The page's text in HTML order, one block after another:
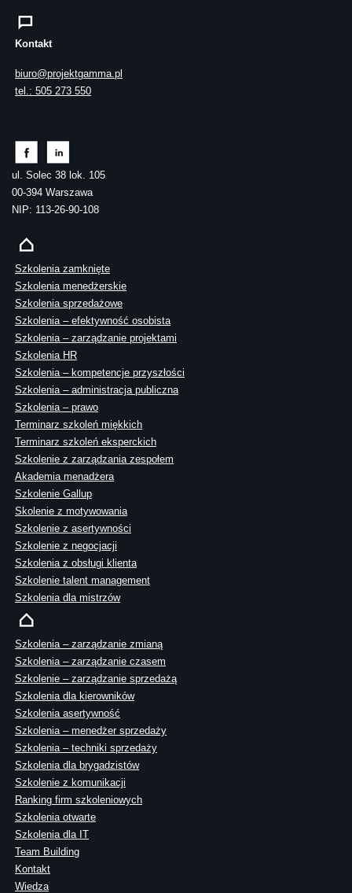
Kontakt
biuro@projektgamma.pl
tel.: 505 273 550
ul. Solec 38 lok. 105
00-394 Warszawa
NIP: 113-26-90-108
Szkolenia zamknięte
Szkolenia menedżerskie
Szkolenia sprzedażowe
Szkolenia – efektywność osobista
Szkolenia – zarządzanie projektami
Szkolenia HR
Szkolenia – kompetencje przyszłości
Szkolenia – administracja publiczna
Szkolenia – prawo
Terminarz szkoleń miękkich
Terminarz szkoleń eksperckich
Szkolenie z zarządzania zespołem
Akademia menadżera
Szkolenie Gallup
Skolenie z motywowania
Szkolenie z asertywności
Szkolenie z negocjacji
Szkolenia z obsługi klienta
Szkolenie talent management
Szkolenia dla mistrzów
Szkolenia – zarządzanie zmianą
Szkolenia – zarządzanie czasem
Szkolenie – zarządzanie sprzedażą
Szkolenia dla kierowników
Szkolenia asertywność
Szkolenia – menedżer sprzedaży
Szkolenia – techniki sprzedaży
Szkolenia dla brygadzistów
Szkolenie z komunikacji
Ranking firm szkoleniowych
Szkolenia otwarte
Szkolenia dla IT
Team Building
Kontakt
Wiedza